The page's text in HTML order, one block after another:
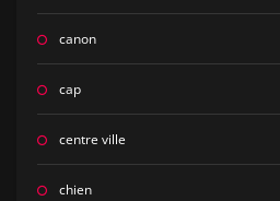
canon
cap
centre ville
chien